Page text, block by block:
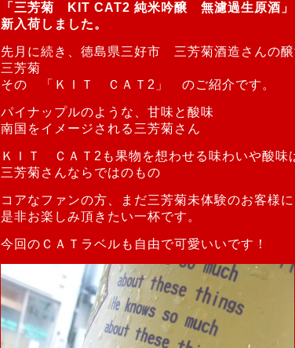
「三芳菊 KIT CAT2 純米吟醸 無濾過生原酒」
新入荷しました。
先月に続き、徳島県三好市 三芳菊酒造さんの醸
三芳菊
その 「ＫＩＴ ＣＡＴ2」 のご紹介です。
パイナップルのような、甘味と酸味
南国をイメージされる三芳菊さん
ＫＩＴ ＣＡＴ2も果物を想わせる味わいや酸味
三芳菊さんならではのもの
コアなファンの方、まだ三芳菊未体験のお客様に
是非お楽しみ頂きたい一杯です。
今回のＣＡＴラベルも自由で可愛いいです！